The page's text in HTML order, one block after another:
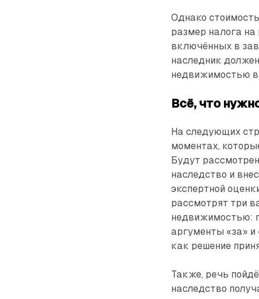
Однако
размер налога на
включённых в
наследник
недвижимостью в
Всё, что
На следующих
моментах,
Будут
наследство и
экспертной
рассмотрят три
недвижимостью:
аргументы «за» и
как решение
Также, речь
наследство